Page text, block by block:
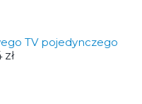
TV pojedynczego
zł